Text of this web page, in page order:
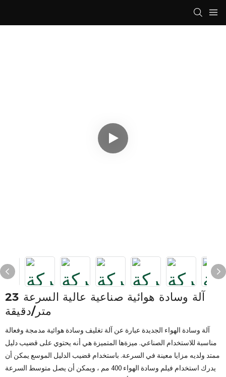
آلة وسادة هوائية صناعية عالية السرعة 23
متر/دقيقة
آلة وسادة الهواء الجديدة عبارة عن آلة تغليف وسادة هوائية مدمجة وفعالة
مناسبة للاستخدام الصناعي. ميزةها المتميزة هي أنه يحتوي على قضيب دليل
ممتد ولديه مزايا معينة في السرعة. باستخدام قضيب الدليل الموسع يمكن أن
يدرك استخدام فيلم وسادة الهواء 400 مم ، ويمكن أن يصل متوسط ​​السرعة